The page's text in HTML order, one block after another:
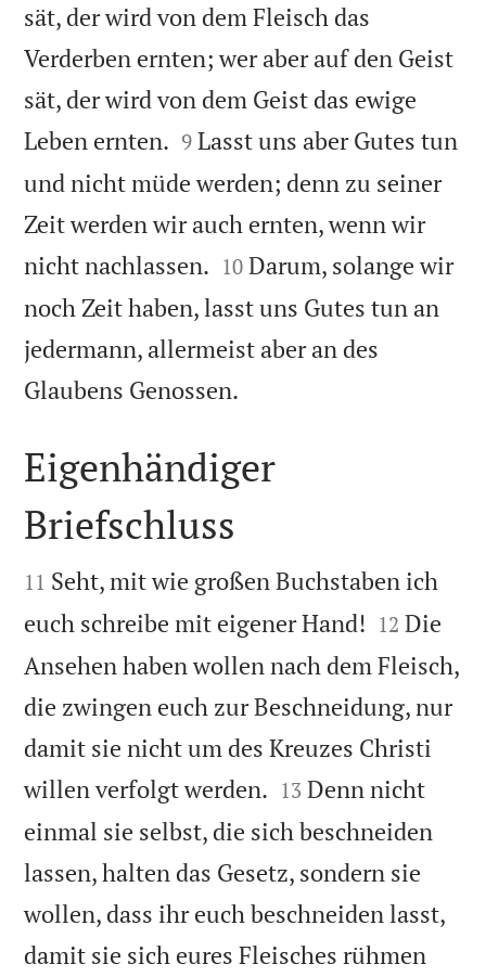
sät, der wird von dem Fleisch das
Verderben ernten; wer aber auf den Geist
sät, der wird von dem Geist das ewige
Leben ernten. 

9 Lasst uns aber Gutes tun
und nicht müde werden; denn zu seiner
Zeit werden wir auch ernten, wenn wir
nicht nachlassen. 

10 Darum, solange wir
noch Zeit haben, lasst uns Gutes tun an
jedermann, allermeist aber an des
Glaubens Genossen.

Eigenhändiger
Briefschluss

11 Seht, mit wie großen Buchstaben ich
euch schreibe mit eigener Hand! 

12 Die
Ansehen haben wollen nach dem Fleisch,
die zwingen euch zur Beschneidung, nur
damit sie nicht um des Kreuzes Christi
willen verfolgt werden. 

13 Denn nicht
einmal sie selbst, die sich beschneiden
lassen, halten das Gesetz, sondern sie
wollen, dass ihr euch beschneiden lasst,
damit sie sich eures Fleisches rühmen